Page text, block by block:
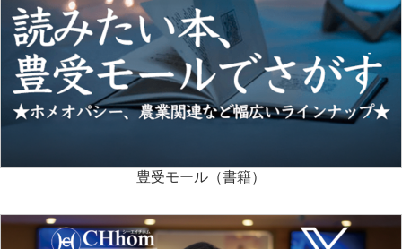
豊受モール（書籍）